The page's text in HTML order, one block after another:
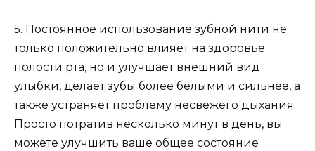
Правильное использование
зубной нити
Для эффективного использования зубной нити
необходимо придерживаться следующих
рекомендаций: